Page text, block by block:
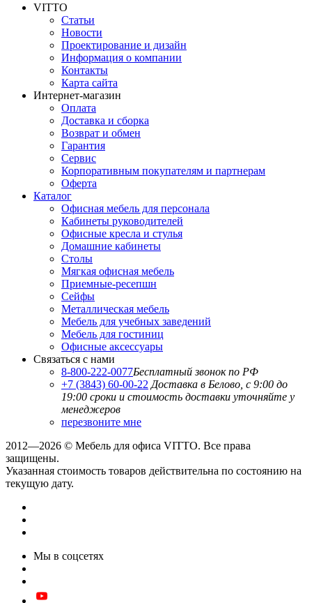
VITTO
Статьи
Новости
Проектирование и дизайн
Информация о компании
Контакты
Карта сайта
Интернет-магазин
Оплата
Доставка и сборка
Возврат и обмен
Гарантия
Сервис
Корпоративным покупателям и партнерам
Оферта
Каталог
Офисная мебель для персонала
Кабинеты руководителей
Офисные кресла и стулья
Домашние кабинеты
Столы
Мягкая офисная мебель
Приемные-ресепшн
Сейфы
Металлическая мебель
Мебель для учебных заведений
Мебель для гостиниц
Офисные аксессуары
Связаться с нами
8-800-222-0077Бесплатный звонок по РФ
+7 (3843) 60-00-22 Доставка в Белово, с 9:00 до
19:00 сроки и стоимость доставки уточняйте у
менеджеров
перезвоните мне
2012—2026 © Мебель для офиса VITTO. Все права
защищены.
Указанная стоимость товаров действительна по состоянию на
текущую дату.
Мы в соцсетях